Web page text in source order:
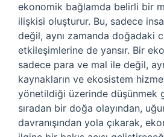
ekonomik bağlamda belirli bir
ilişkisi oluşturur. Bu, sadece
değil, aynı zamanda doğadaki
etkileşimlerine de yansır. Bir
sadece para ve mal ile değil,
kaynakların ve ekosistem
yönetildiği üzerinde düşünmek
sıradan bir doğa olayından,
davranışından yola çıkarak,